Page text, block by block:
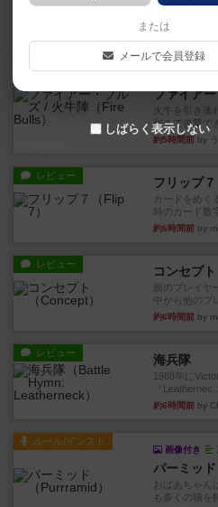
1983年に
約3時間前
ファイア
火牛を引き連
列まで攻撃で
約5時間前 by
レビュー フリップ７
カードをめく
時のカード数
約6時間前 by
レビュー コンセプト
親のプレイヤ
中から他のプ
約6時間前 by
レビュー 海兵隊
1988年に
『Leathernec...
約6時間前 by
ルール/インスト
画像付き
パーミッド
おばあちゃん
も多くの猫を
または
メールで会員登録
しばらく表示しない